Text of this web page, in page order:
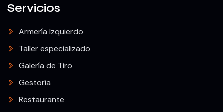
Servicios
Armería Izquierdo
Taller especializado
Galería de Tiro
Gestoría
Restaurante